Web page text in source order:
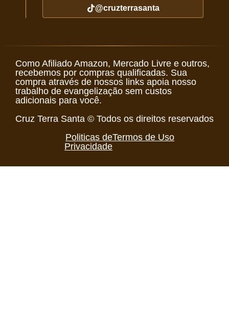
@cruzterrasanta
Como Afiliado Amazon, Mercado Livre e outros,
recebemos por compras qualificadas. Sua
compra através de nossos links apoia nosso
trabalho de evangelização sem custos
adicionais para você.
Cruz Terra Santa © Todos os direitos reservados
Politicas de
Privacidade
Termos de Uso